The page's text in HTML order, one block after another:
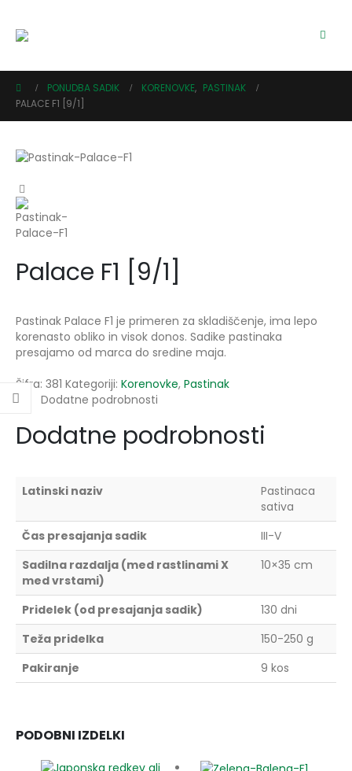
PONUDBA SADIK KORENOVKE, PASTINAK
PALACE F1 [9/1]
Palace F1 [9/1]
Pastinak Palace F1 je primeren za skladiščenje, ima lepo
korenasto obliko in visok donos. Sadike pastinaka
presajamo od marca do sredine maja.
Šifra: 381 Kategoriji: Korenovke, Pastinak
Dodatne podrobnosti
Dodatne podrobnosti
Latinski naziv
Pastinaca
sativa
Čas presajanja sadik
III-V
Sadilna razdalja (med rastlinami X
med vrstami)
10×35 cm
Pridelek (od presajanja sadik)
130 dni
Teža pridelka
150-250 g
Pakiranje
9 kos
PODOBNI IZDELKI